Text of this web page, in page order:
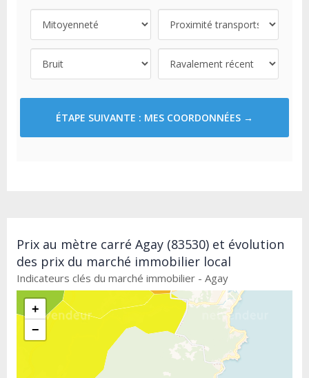
ÉTAPE SUIVANTE : MES COORDONNÉES →
Prix au mètre carré Agay (83530) et évolution
des prix du marché immobilier local
Indicateurs clés du marché immobilier - Agay
+
−